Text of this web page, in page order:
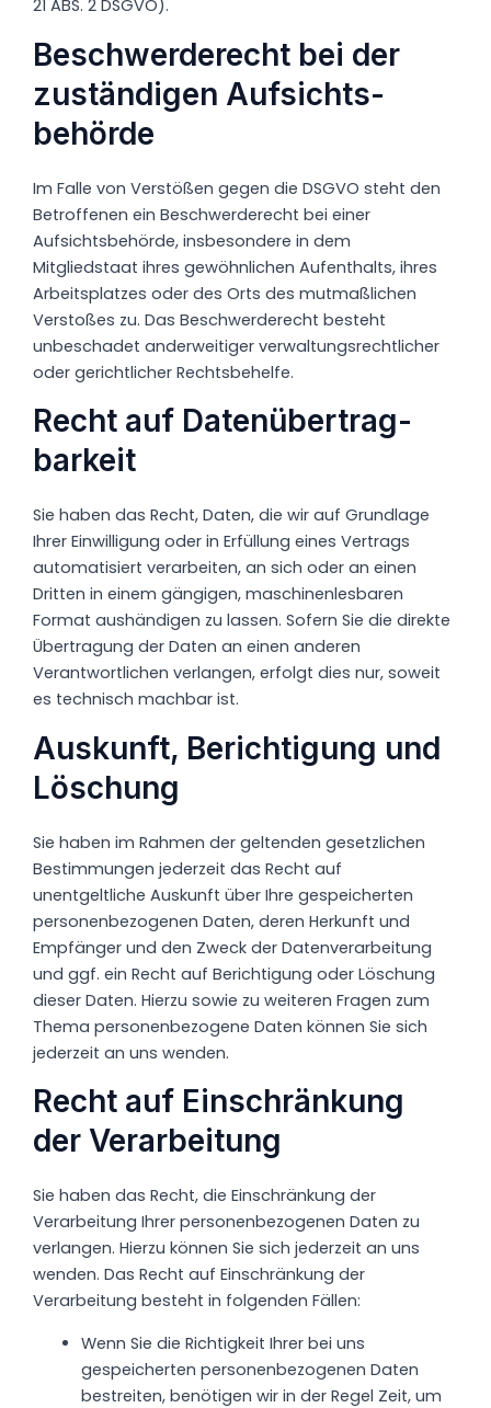
21 ABS. 2 DSGVO).
Beschwerde­recht bei der
zuständigen Aufsichts­
behörde
Im Falle von Verstößen gegen die DSGVO steht den
Betroffenen ein Beschwerderecht bei einer
Aufsichtsbehörde, insbesondere in dem
Mitgliedstaat ihres gewöhnlichen Aufenthalts, ihres
Arbeitsplatzes oder des Orts des mutmaßlichen
Verstoßes zu. Das Beschwerderecht besteht
unbeschadet anderweitiger verwaltungsrechtlicher
oder gerichtlicher Rechtsbehelfe.
Recht auf Daten­übertrag­
barkeit
Sie haben das Recht, Daten, die wir auf Grundlage
Ihrer Einwilligung oder in Erfüllung eines Vertrags
automatisiert verarbeiten, an sich oder an einen
Dritten in einem gängigen, maschinenlesbaren
Format aushändigen zu lassen. Sofern Sie die direkte
Übertragung der Daten an einen anderen
Verantwortlichen verlangen, erfolgt dies nur, soweit
es technisch machbar ist.
Auskunft, Berichtigung und
Löschung
Sie haben im Rahmen der geltenden gesetzlichen
Bestimmungen jederzeit das Recht auf
unentgeltliche Auskunft über Ihre gespeicherten
personenbezogenen Daten, deren Herkunft und
Empfänger und den Zweck der Datenverarbeitung
und ggf. ein Recht auf Berichtigung oder Löschung
dieser Daten. Hierzu sowie zu weiteren Fragen zum
Thema personenbezogene Daten können Sie sich
jederzeit an uns wenden.
Recht auf Einschränkung
der Verarbeitung
Sie haben das Recht, die Einschränkung der
Verarbeitung Ihrer personenbezogenen Daten zu
verlangen. Hierzu können Sie sich jederzeit an uns
wenden. Das Recht auf Einschränkung der
Verarbeitung besteht in folgenden Fällen:
Wenn Sie die Richtigkeit Ihrer bei uns
gespeicherten personenbezogenen Daten
bestreiten, benötigen wir in der Regel Zeit, um